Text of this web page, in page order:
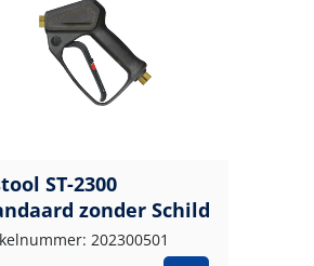
ST-2300
zonder Schild
202300501